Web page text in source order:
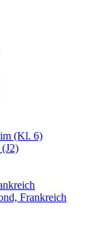
(Kl. 6)
Frankreich